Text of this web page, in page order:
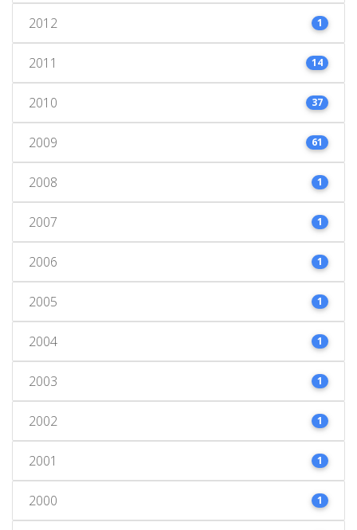
2012 1
2011 14
2010 37
2009 61
2008 1
2007 1
2006 1
2005 1
2004 1
2003 1
2002 1
2001 1
2000 1